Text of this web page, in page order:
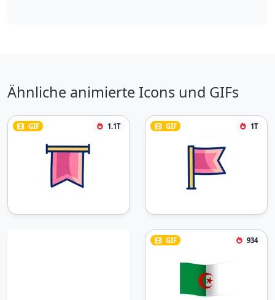
Ähnliche animierte Icons und GIFs
GIF 1.1T GIF 1T
GIF 934